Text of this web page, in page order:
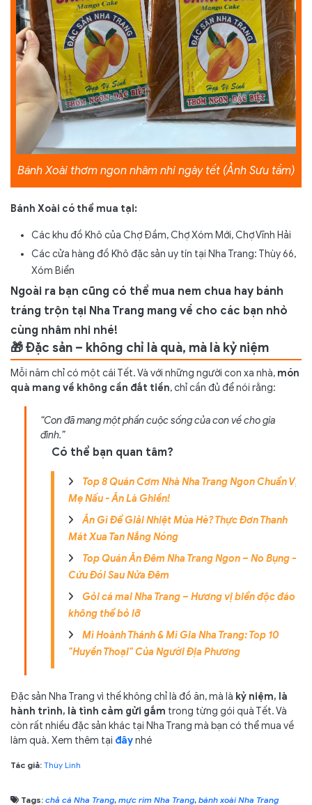
Bánh Xoài thơm ngon nhâm nhi ngày tết (Ảnh Sưu tầm)
Bánh Xoài có thể mua tại:
Các khu đồ Khô của Chợ Đầm, Chợ Xóm Mới, Chợ Vĩnh Hải
Các cửa hàng đồ Khô đặc sản uy tín tại Nha Trang: Thùy 66,
Xóm Biển
Ngoài ra bạn cũng có thể mua nem chua hay bánh
tráng trộn tại Nha Trang mang về cho các bạn nhỏ
cùng nhâm nhi nhé!
🎁 Đặc sản – không chỉ là quà, mà là kỷ niệm
Mỗi năm chỉ có một cái Tết. Và với những người con xa nhà, món
quà mang về không cần đắt tiền, chỉ cần đủ để nói rằng:
“Con đã mang một phần cuộc sống của con về cho gia
đình.”
Có thể bạn quan tâm?
Top 8 Quán Cơm Nhà Nha Trang Ngon Chuẩn Vị
Mẹ Nấu - Ăn Là Ghiền!
Ăn Gì Để Giải Nhiệt Mùa Hè? Thực Đơn Thanh
Mát Xua Tan Nắng Nóng
Top Quán Ăn Đêm Nha Trang Ngon – No Bụng –
Cứu Đói Sau Nửa Đêm
Gỏi cá mai Nha Trang – Hương vị biển độc đáo
không thể bỏ lỡ
Mì Hoành Thánh & Mì Gia Nha Trang: Top 10
"Huyền Thoại" Của Người Địa Phương
Đặc sản Nha Trang vì thế không chỉ là đồ ăn, mà là kỷ niệm, là
hành trình, là tình cảm gửi gắm trong từng gói quà Tết. Và
còn rất nhiều đặc sản khác tại Nha Trang mà bạn có thể mua về
làm quà. Xem thêm tại đâynhé
Tác giả: Thùy Linh
Tags: chả cá Nha Trang, mực rim Nha Trang, bánh xoài Nha Trang